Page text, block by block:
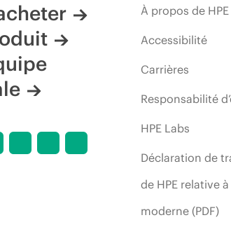
À propos de HPE
Accessibilité
Carrières
Responsabilité
HPE Labs
Déclaration de
de HPE relative à
moderne (PDF)